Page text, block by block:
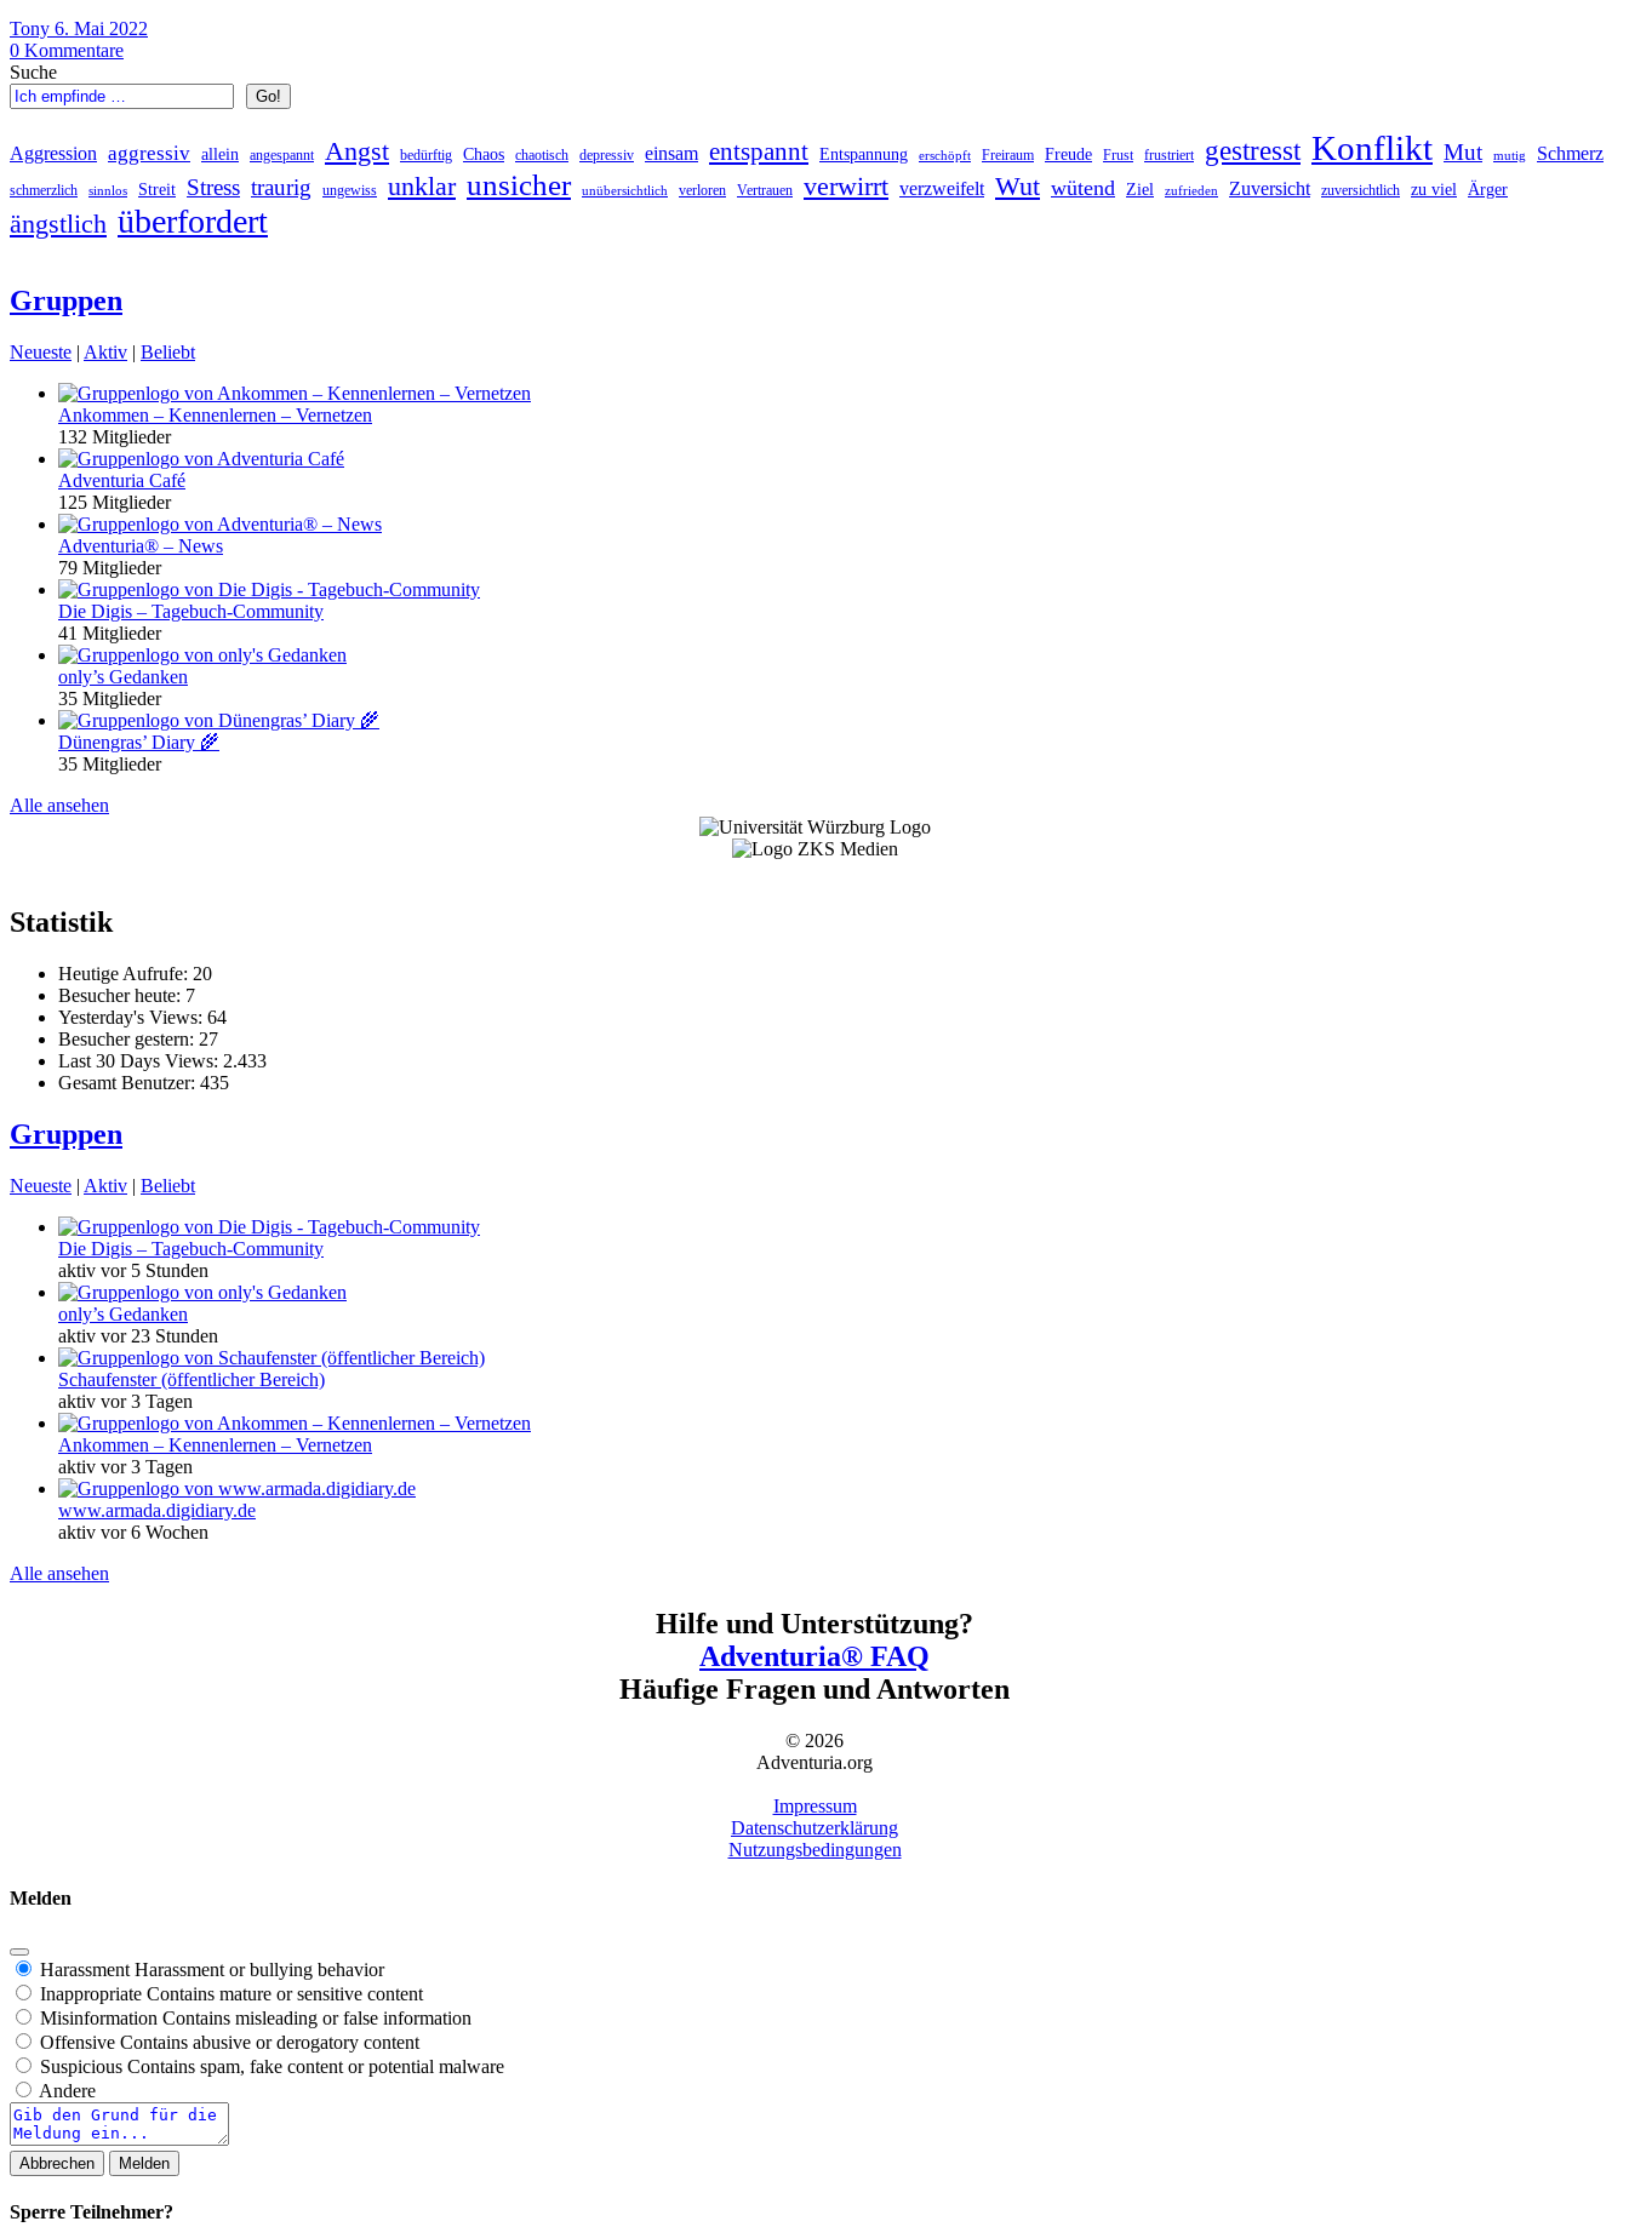
Tony 6. Mai 2022
0 Kommentare
Suche
Go!
Aggression aggressiv allein angespannt Angst bedürftig Chaos chaotisch depressiv einsam entspannt Entspannung erschöpft Freiraum Freude Frust frustriert gestresst Konflikt Mut mutig Schmerz
schmerzlich sinnlos Streit Stress traurig ungewiss unklar unsicher unübersichtlich verloren Vertrauen verwirrt verzweifelt Wut wütend Ziel zufrieden Zuversicht zuversichtlich zu viel Ärger
ängstlich überfordert
Gruppen
Neueste | Aktiv | Beliebt
Ankommen – Kennenlernen – Vernetzen
132 Mitglieder
Adventuria Café
125 Mitglieder
Adventuria® – News
79 Mitglieder
Die Digis – Tagebuch-Community
41 Mitglieder
only’s Gedanken
35 Mitglieder
Dünengras’ Diary 🌾
35 Mitglieder
Alle ansehen
Statistik
Heutige Aufrufe: 20
Besucher heute: 7
Yesterday's Views: 64
Besucher gestern: 27
Last 30 Days Views: 2.433
Gesamt Benutzer: 435
Gruppen
Neueste | Aktiv | Beliebt
Die Digis – Tagebuch-Community
aktiv vor 5 Stunden
only’s Gedanken
aktiv vor 23 Stunden
Schaufenster (öffentlicher Bereich)
aktiv vor 3 Tagen
Ankommen – Kennenlernen – Vernetzen
aktiv vor 3 Tagen
www.armada.digidiary.de
aktiv vor 6 Wochen
Alle ansehen
Hilfe und Unterstützung?
Adventuria® FAQ
Häufige Fragen und Antworten
© 2026
Adventuria.org
Impressum
Datenschutzerklärung
Nutzungsbedingungen
Melden
Harassment Harassment or bullying behavior
Inappropriate Contains mature or sensitive content
Misinformation Contains misleading or false information
Offensive Contains abusive or derogatory content
Suspicious Contains spam, fake content or potential malware
Andere
Report
note
Melden
Sperre Teilnehmer?